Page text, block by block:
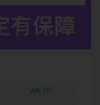
APi (7)